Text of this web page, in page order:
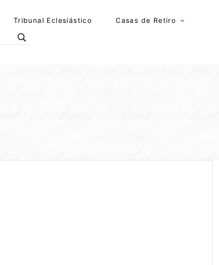
Tribunal Eclesiástico Casas de Retiro